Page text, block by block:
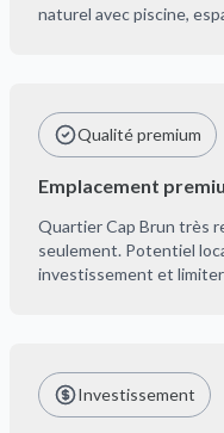
naturel avec piscine,
Qualité premium
Emplacement
Quartier Cap Brun très
seulement. Potentiel
investissement et limiter
Investissement